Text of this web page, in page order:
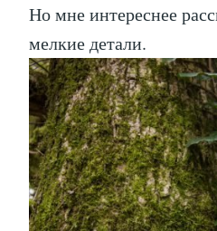
Но мне интереснее
мелкие детали.